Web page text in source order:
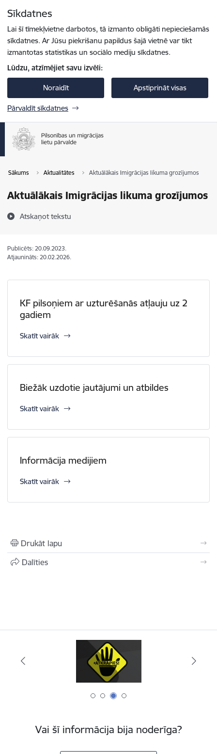
Sīkdatnes
Lai šī tīmekļvietne darbotos, tā izmanto obligāti nepieciešamās
sīkdatnes. Ar Jūsu piekrišanu papildus šajā vietnē var tikt
izmantotas statistikas un sociālo mediju sīkdatnes.
Lūdzu, atzīmējiet savu izvēli:
Noraidīt Apstiprināt visas
Pārvaldīt sīkdatnes
Sākums Aktualitātes Aktuālākais Imigrācijas likuma grozījumos
Aktuālākais Imigrācijas likuma grozījumos
Atskaņot tekstu
Publicēts: 20.09.2023.
Atjaunināts: 20.02.2026.
KF pilsoņiem ar uzturēšanās atļauju uz 2
gadiem
Skatīt vairāk
Biežāk uzdotie jautājumi un atbildes
Skatīt vairāk
Informācija medijiem
Skatīt vairāk
Drukāt lapu
Dalīties
Vai šī informācija bija noderīga?